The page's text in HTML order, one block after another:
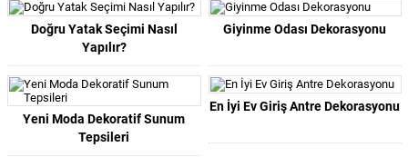
Doğru Yatak Seçimi Nasıl
Yapılır?
Giyinme Odası Dekorasyonu
Yeni Moda Dekoratif Sunum
Tepsileri
En İyi Ev Giriş Antre Dekorasyonu